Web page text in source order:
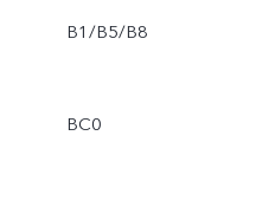
B1/B5/B8
BC0